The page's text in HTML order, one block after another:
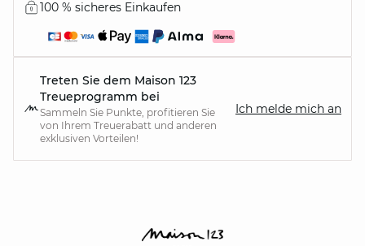
100 % sicheres Einkaufen
Treten Sie dem Maison 123
Treueprogramm bei
Sammeln Sie Punkte, profitieren Sie
von Ihrem Treuerabatt und anderen
exklusiven Vorteilen!
Ich melde mich an